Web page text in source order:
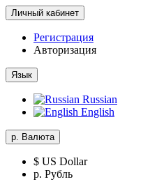
Личный кабинет
Регистрация
Авторизация
Язык
Russian
English
р. Валюта
$ US Dollar
р. Рубль